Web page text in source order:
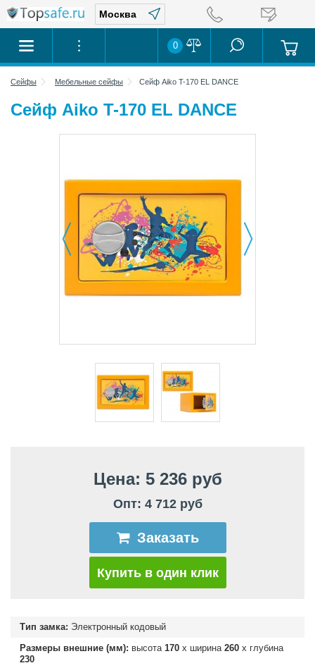
0
Сейфы Мебельные сейфы Сейф Aiko T-170 EL DANCE
Сейф Aiko T-170 EL DANCE
Цена: 5 236 руб
Опт: 4 712 руб
Заказать
Купить в один клик
Тип замка: Электронный кодовый
Размеры внешние (мм): высота 170 х ширина 260 х глубина
230